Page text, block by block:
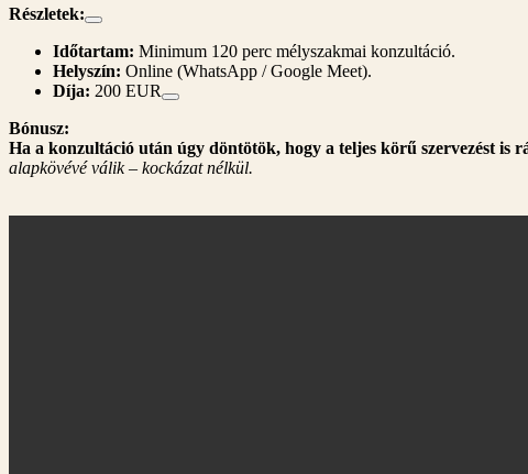
Részletek:
Időtartam: Minimum 120 perc mélyszakmai konzultáció.
Helyszín: Online (WhatsApp / Google Meet).
Díja: 200 EUR
Bónusz:
Ha a konzultáció után úgy döntötök, hogy a teljes körű szervezést
alapkövévé válik – kockázat nélkül.